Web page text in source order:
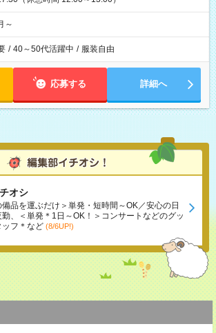
～
/ 40～50代活躍中 / 服装自由
応募する 詳細へ
オシ
備品を運ぶだけ＞単発・短時間～OK／安心の日
、＜単発＊1日～OK！＞コンサートなどのグッ
ッフ＊など (8/6UP!)